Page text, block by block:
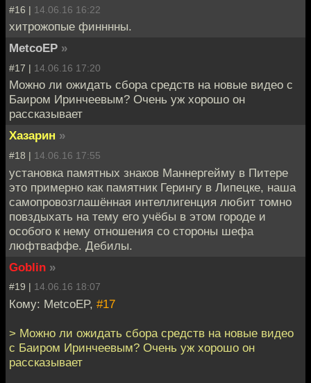
#16 | 14.06.16 16:22
хитрожопые финннны.
MetcoEP »
#17 | 14.06.16 17:20
Можно ли ожидать сбора средств на новые видео с
Баиром Иринчеевым? Очень уж хорошо он
рассказывает
Хазарин »
#18 | 14.06.16 17:55
установка памятных знаков Маннергейму в Питере
это примерно как памятник Герингу в Липецке, наша
самопровозглашённая интеллигенция любит томно
повздыхать на тему его учёбы в этом городе и
особого к нему отношения со стороны шефа
люфтваффе. Дебилы.
Goblin »
#19 | 14.06.16 18:07
Кому: MetcoEP, #17
> Можно ли ожидать сбора средств на новые видео
с Баиром Иринчеевым? Очень уж хорошо он
рассказывает